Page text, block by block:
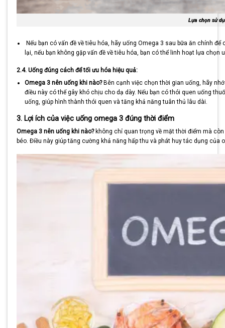
Lựa chọn sử
Nếu bạn có vấn đề về tiêu hóa, hãy uống Omega 3 sau bữa ăn chính
lại, nếu bạn không gặp vấn đề về tiêu hóa, bạn có thể linh hoạt lựa
2.4. Uống đúng cách để tối ưu hóa hiệu quả:
Omega 3 nên uống khi nào?Bên cạnh việc chọn thời gian uống, hãy
điều này có thể gây khó chịu cho dạ dày. Nếu bạn có thói quen uống
uống, giúp hình thành thói quen và tăng khả năng tuân thủ lâu dài.
3. Lợi ích của việc uống omega 3 đúng thời điểm
Omega 3 nên uống khi nào?không chỉ quan trọng về mặt thời điểm mà
béo. Điều này giúp tăng cường khả năng hấp thu và phát huy tác dụng của